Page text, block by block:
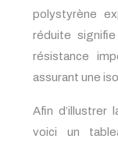
polystyrène
réduite
résistance
assurant une
Afin d’illustrer
voici un